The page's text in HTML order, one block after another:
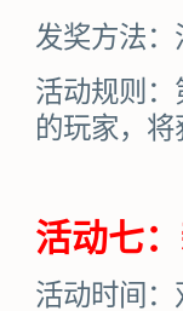
发奖方法
活动规则
的玩家，
活动七
活动时间